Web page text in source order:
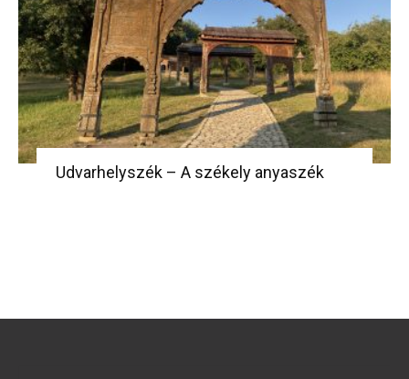
Udvarhelyszék – A székely anyaszék